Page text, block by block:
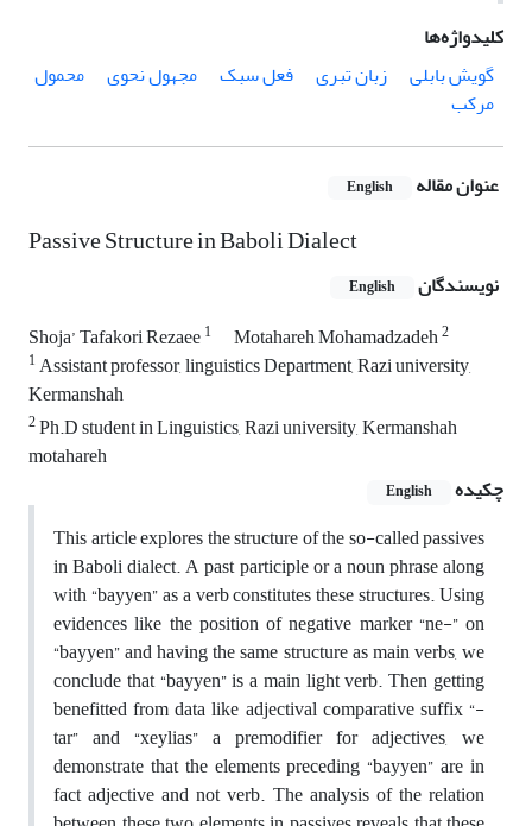
کلیدواژه‌ها
گویش بابلی
زبان تبری فعل سبک مجهول نحوی
محمول
مرکب
عنوان مقاله English
Passive Structure in Baboli Dialect
نویسندگان English
Shoja’ Tafakori Rezaee1 Motahareh Mohamadzadeh2
1Assistant professor, linguistics Department, Razi university,
Kermanshah
2Ph.D student in Linguistics, Razi university, Kermanshah
motahareh
چکیده
English
This article explores the structure of the so-called passives
in Baboli dialect. A past participle or a noun phrase along
with “bayyen” as a verb constitutes these structures. Using
evidences like the position of negative marker “ne-” on
“bayyen” and having the same structure as main verbs, we
conclude that “bayyen” is a main light verb. Then getting
benefitted from data like adjectival comparative suffix “-
tar” and “xeylias” a premodifier for adjectives, we
demonstrate that the elements preceding “bayyen” are in
fact adjective and not verb. The analysis of the relation